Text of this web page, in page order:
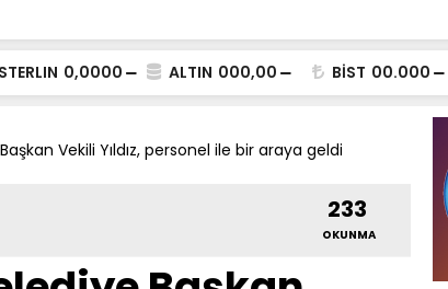
STERLIN 0,0000 ALTIN 000,00 BİST 00.000
Vekili Yıldız, personel ile bir araya geldi
233
OKUNMA